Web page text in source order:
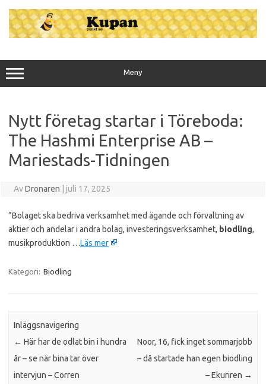
innehåll
Meny
Nytt företag startar i Töreboda:
The Hashmi Enterprise AB –
Mariestads-Tidningen
AvDronaren juli 17, 2025
”Bolaget ska bedriva verksamhet med ägande och förvaltning av
aktier och andelar i andra bolag, investeringsverksamhet, biodling,
musikproduktion …Läs mer
Kategori: Biodling
Inläggsnavigering
← Här har de odlat bin i hundra
år – se när bina tar över
intervjun – Corren
Noor, 16, fick inget sommarjobb
– då startade han egen biodling
– Ekuriren →